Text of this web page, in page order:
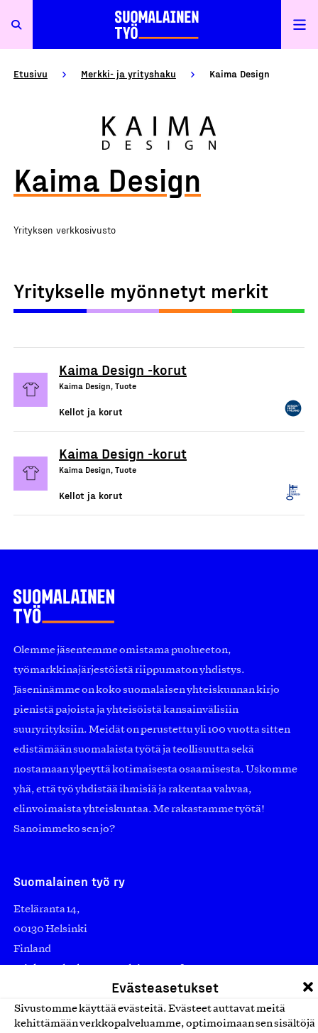
Evästeasetukset
Sivustomme käyttää evästeitä. Evästeet auttavat meitä
kehittämään verkkopalveluamme, optimoimaan sen sisältöjä
Etusivu Merkki- ja yrityshaku Kaima Design
Kaima Design
Yrityksen verkkosivusto
Yritykselle myönnetyt merkit
Kaima Design -korut
Kaima Design, Tuote
Kellot ja korut
Kaima Design -korut
Kaima Design, Tuote
Kellot ja korut
Olemme jäsentemme omistama puolueeton,
työmarkkinajärjestöistä riippumaton yhdistys.
Jäseninämme on koko suomalaisen yhteiskunnan kirjo
pienistä pajoista ja yhteisöistä kansainvälisiin
suuryrityksiin. Meidät on perustettu yli 100 vuotta sitten
edistämään suomalaista työtä ja teollisuutta sekä
nostamaan ylpeyttä kotimaisesta osaamisesta. Uskomme
yhä, että työ yhdistää ihmisiä ja rakentaa vahvaa,
elinvoimaista yhteiskuntaa. Me rakastamme työtä!
Sanoimmeko sen jo?
Suomalainen työ ry
Eteläranta 14,
00130 Helsinki
Finland
asiakaspalvelu@suomalainentyo.fi
laskutus@suomalainentyo.fi